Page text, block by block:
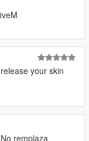
your skin
remplaza